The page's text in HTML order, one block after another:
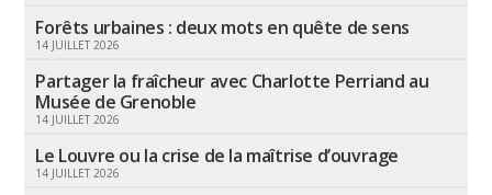
Forêts urbaines : deux mots en quête de sens
14 JUILLET 2026
Partager la fraîcheur avec Charlotte Perriand au
Musée de Grenoble
14 JUILLET 2026
Le Louvre ou la crise de la maîtrise d’ouvrage
14 JUILLET 2026